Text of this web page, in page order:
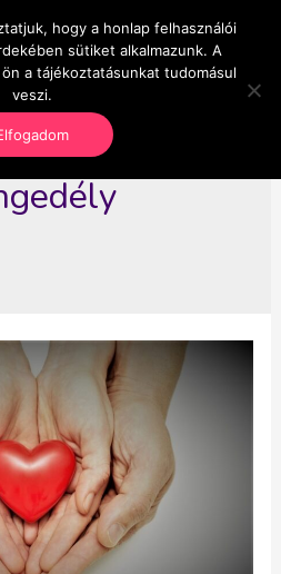
Main
hogy a honlap felhasználói
sütiket alkalmazunk. A
a tájékoztatásunkat tudomásul
veszi.